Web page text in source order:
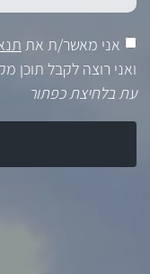
אני מאשר/ת את
ואני רוצה לקבל תוכן
עת בלחיצת כפתור